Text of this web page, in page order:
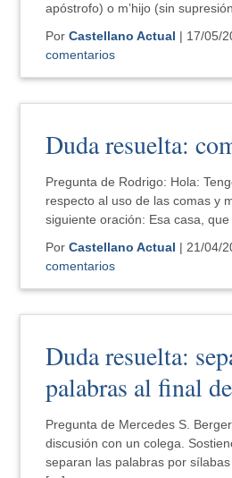
apóstrofo) o m’hijo (sin
PorCastellano Actual | 17/05/
comentarios
Duda resuelta:
Pregunta de Rodrigo: Hola:
respecto al uso de las comas y
siguiente oración: Esa casa,
PorCastellano Actual | 21/04/
comentarios
Duda resuelta:
palabras al final
Pregunta de Mercedes S.
discusión con un colega.
separan las palabras por sílabas